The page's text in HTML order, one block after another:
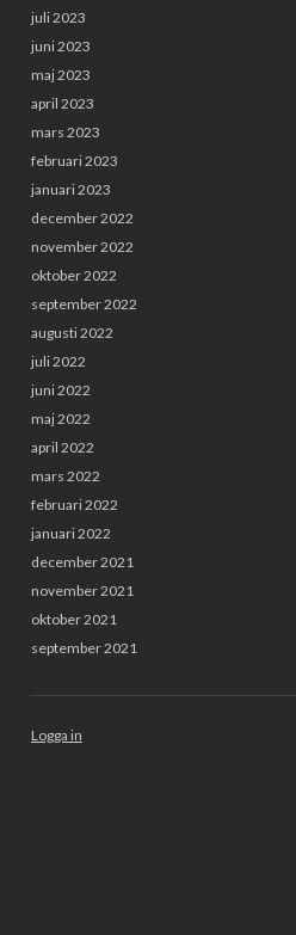
juli 2023
juni 2023
maj 2023
april 2023
mars 2023
februari 2023
januari 2023
december 2022
november 2022
oktober 2022
september 2022
augusti 2022
juli 2022
juni 2022
maj 2022
april 2022
mars 2022
februari 2022
januari 2022
december 2021
november 2021
oktober 2021
september 2021
Logga in